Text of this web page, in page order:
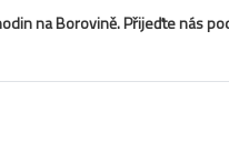
na Borovině. Přijeďte nás